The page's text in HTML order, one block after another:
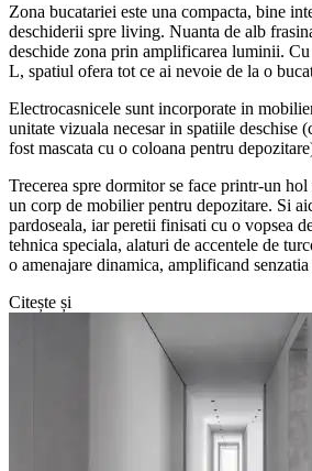
Zona bucatariei este una compacta, bine
deschiderii spre living. Nuanta de alb
deschide zona prin amplificarea luminii.
L, spatiul ofera tot ce ai nevoie de la o
Electrocasnicele sunt incorporate in
unitate vizuala necesar in spatiile deschise
fost mascata cu o coloana pentru
Trecerea spre dormitor se face printr-un
un corp de mobilier pentru depozitare. Si
pardoseala, iar peretii finisati cu o vopsea
tehnica speciala, alaturi de accentele de
o amenajare dinamica, amplificand senzatia
Citește și